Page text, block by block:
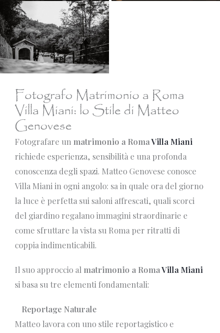
Fotografo Matrimonio a Roma
Villa Miani: lo Stile di Matteo
Genovese
Fotografare un matrimonio a RomaVilla Miani
richiede esperienza, sensibilità e una profonda
conoscenza degli spazi. Matteo Genovese conosce
Villa Miani in ogni angolo: sa in quale ora del giorno
la luce è perfetta sui saloni affrescati, quali scorci
del giardino regalano immagini straordinarie e
come sfruttare la vista su Roma per ritratti di
coppia indimenticabili.
Il suo approccio al matrimonio a RomaVilla Miani
si basa su tre elementi fondamentali:
Reportage Naturale
Matteo lavora con uno stile reportagistico e